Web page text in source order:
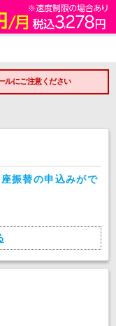
ルにご注意ください
振替の申込みがで